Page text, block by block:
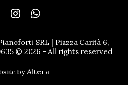
SRL | Piazza Carità 6,
© 2026 - All rights reserved
byAltera